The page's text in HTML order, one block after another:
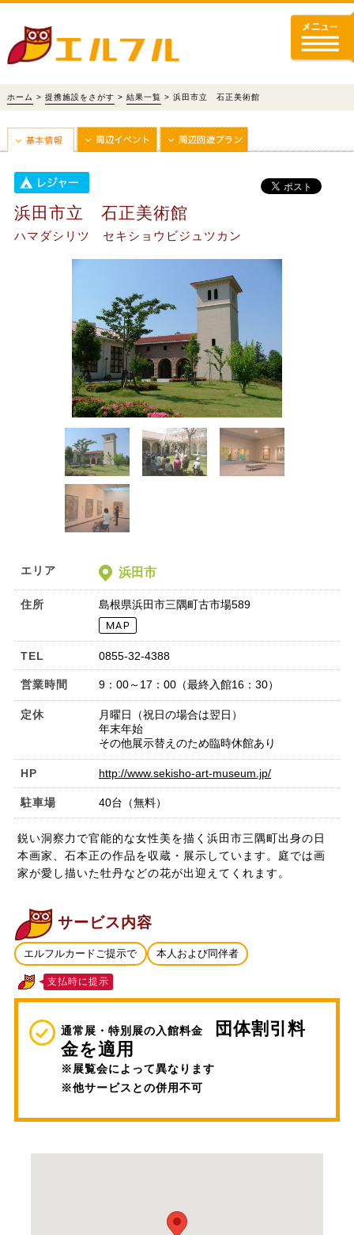
ホーム > 提携施設をさがす > 結果一覧 > 浜田市立 石正美術館
浜田市立 石正美術館
ハマダシリツ セキショウビジュツカン
エリア 浜田市
住所 島根県浜田市三隅町古市場589
TEL 0855-32-4388
営業時間 9：00～17：00（最終入館16：30）
定休
月曜日（祝日の場合は翌日）
年末年始
その他展示替えのため臨時休館あり
HP http://www.sekisho-art-museum.jp/
駐車場 40台（無料）
鋭い洞察力で官能的な女性美を描く浜田市三隅町出身の日
本画家、石本正の作品を収蔵・展示しています。庭では画
家が愛し描いた牡丹などの花が出迎えてくれます。
サービス内容
エルフルカードご提示で 本人および同伴者
支払時に提示
通常展・特別展の入館料金
団体割引料
金を適用
※展覧会によって異なります
※他サービスとの併用不可